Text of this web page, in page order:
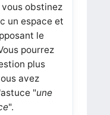
obstinez
un espace et
le
pourrez
plus
avez
"une
".